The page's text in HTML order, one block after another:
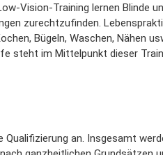
Vision-Training lernen Blinde
zurechtzufinden.
Bügeln, Waschen, Nähen
steht im Mittelpunkt dieser
an. Insgesamt